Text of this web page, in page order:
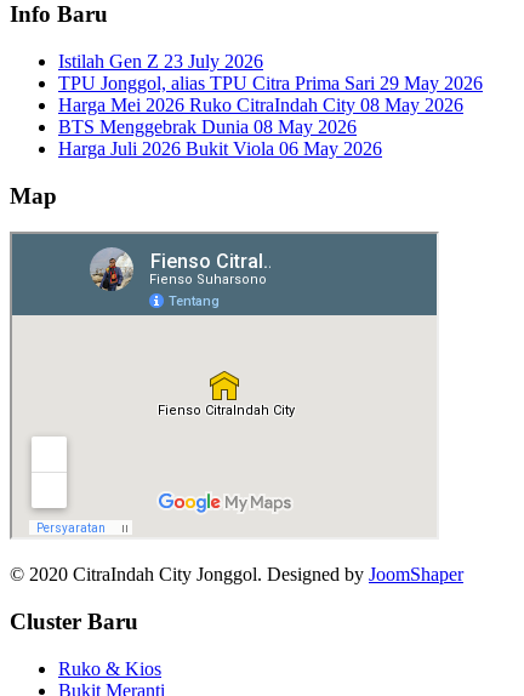
Info Baru
Istilah Gen Z 23 July 2026
TPU Jonggol, alias TPU Citra Prima Sari 29 May 2026
Harga Mei 2026 Ruko CitraIndah City 08 May 2026
BTS Menggebrak Dunia 08 May 2026
Harga Juli 2026 Bukit Viola 06 May 2026
Map
© 2020 CitraIndah City Jonggol. Designed by JoomShaper
Cluster Baru
Ruko & Kios
Bukit Meranti